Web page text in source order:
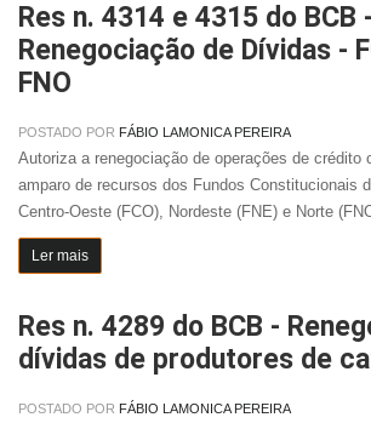
Res n. 4314 e 4315 do BCB -
Renegociação de Dívidas -
FNO
POSTADO POR FÁBIO LAMONICA PEREIRA
Autoriza a renegociação de operações de crédito
amparo de recursos dos Fundos Constitucionais
Centro-Oeste (FCO), Nordeste (FNE) e Norte
Ler mais
Res n. 4289 do BCB -
dívidas de produtores de
POSTADO POR FÁBIO LAMONICA PEREIRA